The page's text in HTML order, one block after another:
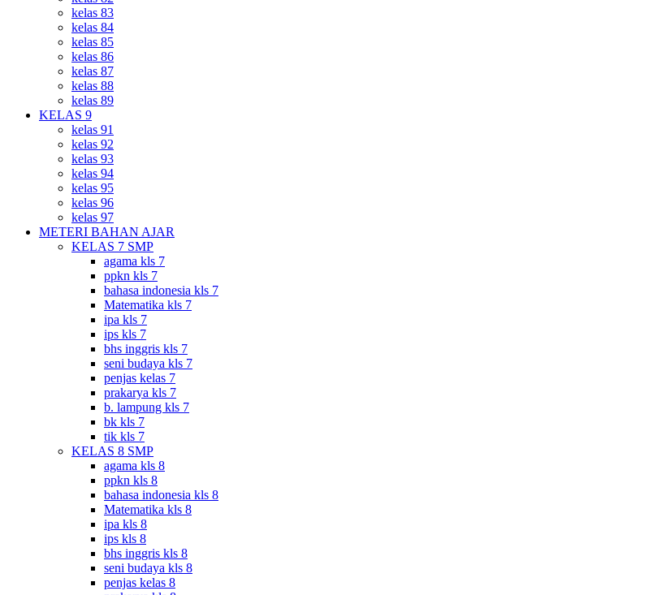
kelas 83
kelas 84
kelas 85
kelas 86
kelas 87
kelas 88
kelas 89
KELAS 9
kelas 91
kelas 92
kelas 93
kelas 94
kelas 95
kelas 96
kelas 97
METERI BAHAN AJAR
KELAS 7 SMP
agama kls 7
ppkn kls 7
bahasa indonesia kls 7
Matematika kls 7
ipa kls 7
ips kls 7
bhs inggris kls 7
seni budaya kls 7
penjas kelas 7
prakarya kls 7
b. lampung kls 7
bk kls 7
tik kls 7
KELAS 8 SMP
agama kls 8
ppkn kls 8
bahasa indonesia kls 8
Matematika kls 8
ipa kls 8
ips kls 8
bhs inggris kls 8
seni budaya kls 8
penjas kelas 8